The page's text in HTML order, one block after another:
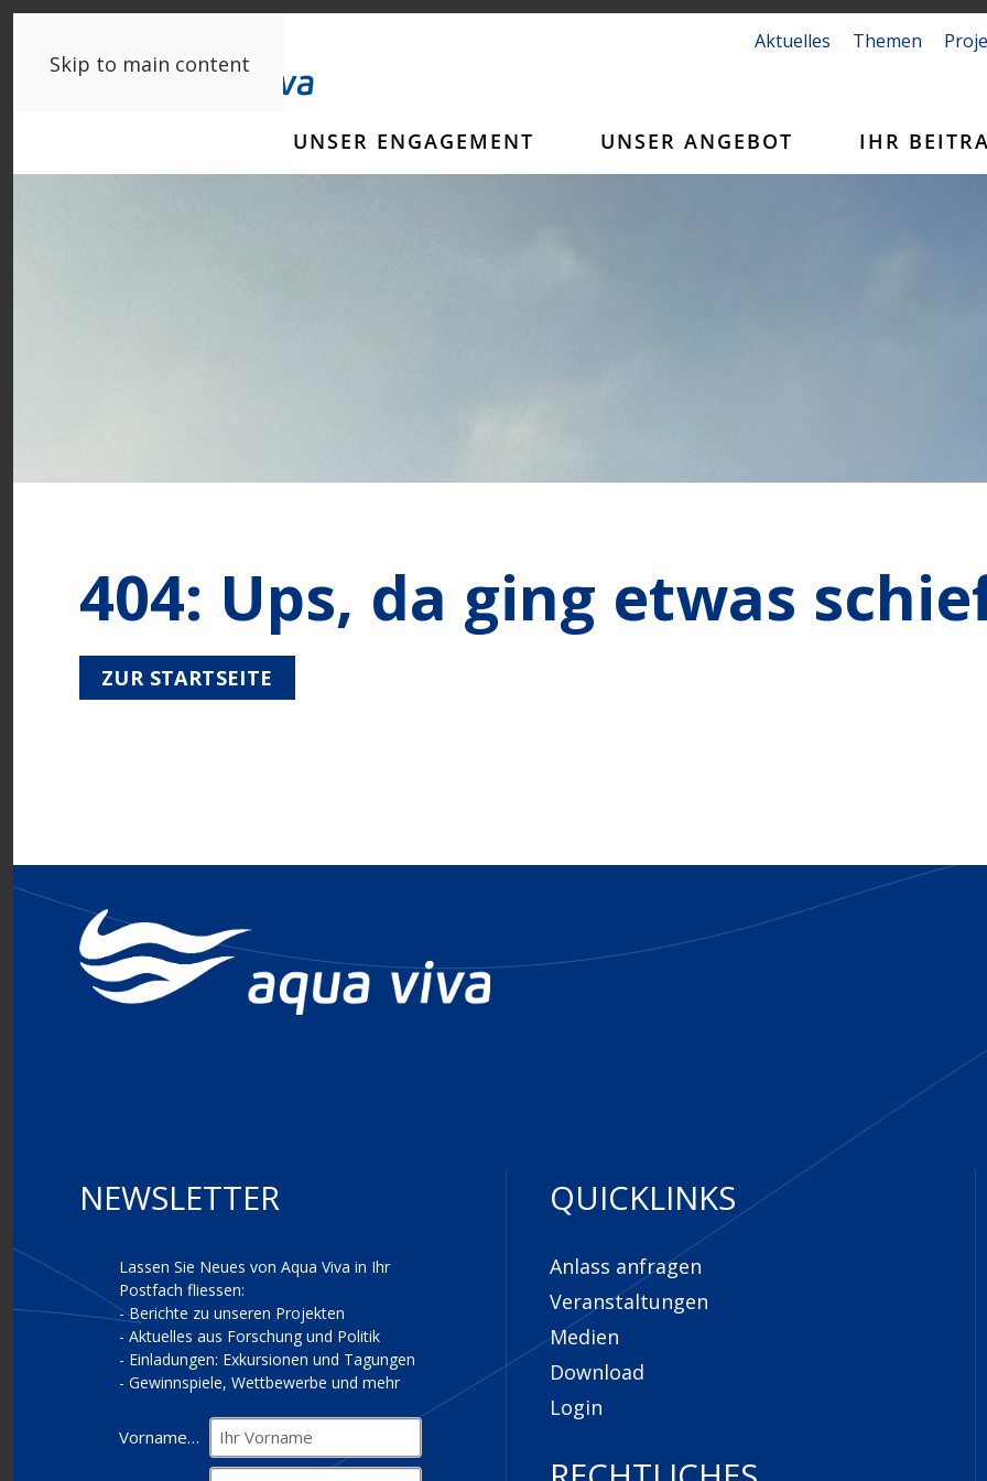
Skip to main content
Aktuelles Themen
UNSER ENGAGEMENT UNSER ANGEBOT IHR
404: Ups, da ging etwas
ZUR STARTSEITE
NEWSLETTER
Lassen Sie Neues von Aqua Viva in Ihr
Postfach fliessen:
- Berichte zu unseren Projekten
- Aktuelles aus Forschung und Politik
- Einladungen: Exkursionen und Tagungen
- Gewinnspiele, Wettbewerbe und mehr
Vorname
QUICKLINKS
Anlass anfragen
Veranstaltungen
Medien
Download
Login